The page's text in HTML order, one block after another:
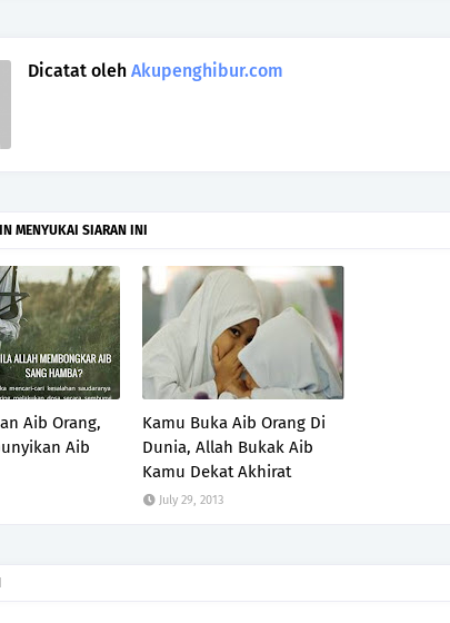
Dicatat oleh Akupenghibur.com
MENYUKAI SIARAN INI
Aib Orang,
Aib
Kamu Buka Aib Orang Di
Dunia, Allah Bukak Aib
Kamu Dekat Akhirat
July 29, 2013